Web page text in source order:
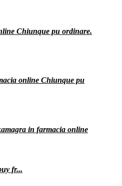
Chiunque pu ordinare.
online Chiunque pu
in farmacia online
fr...